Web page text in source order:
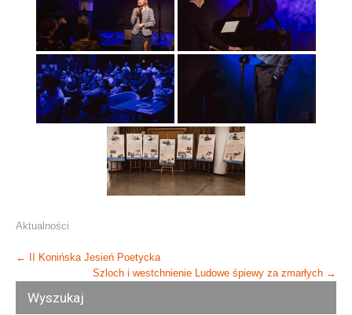
Aktualności
Post
navigation
←
II Konińska Jesień Poetycka
Szloch i westchnienie Ludowe śpiewy za zmarłych →
Wyszukaj